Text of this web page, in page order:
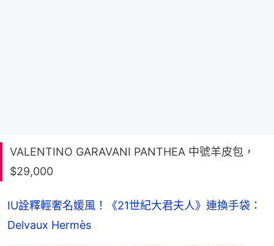
VALENTINO GARAVANI PANTHEA 中號羊皮包，
$29,000
IU詮釋輕奢名媛風！《21世紀大君夫人》連換手袋：
Delvaux Hermès